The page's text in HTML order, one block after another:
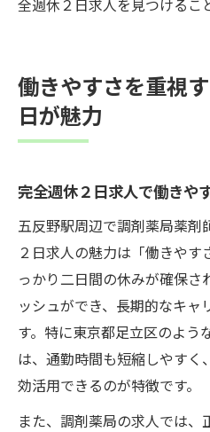
働きやすさを重視
日が魅力
完全週休２日求人で働きや
五反野駅周辺で調剤薬局薬
２日求人の魅力は「働きやす
っかり二日間の休みが確保さ
ッシュができ、長期的なキャ
す。特に東京都足立区のよう
は、通勤時間も短縮しやすく
効活用できるのが特徴です。
また、調剤薬局の求人では